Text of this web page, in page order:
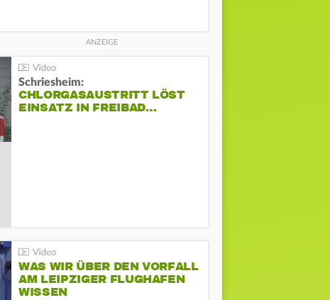
Schriesheim:
CHLORGASAUSTRITT LÖST
EINSATZ IN FREIBAD…
WAS WIR ÜBER DEN VORFALL
AM LEIPZIGER FLUGHAFEN
WISSEN